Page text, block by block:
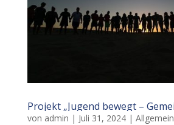
von admin | Juli 31, 2024| Allgemein